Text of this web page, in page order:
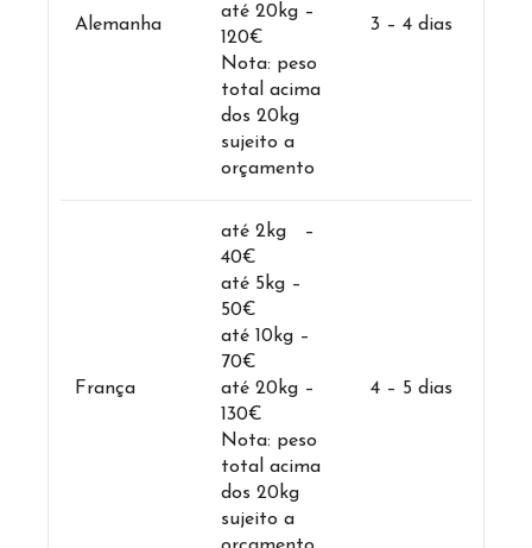
Alemanha
até 20kg –
120€
Nota: peso
total acima
dos 20kg
sujeito a
orçamento
3 – 4 dias
França
até 2kg –
40€
até 5kg –
50€
até 10kg –
70€
até 20kg –
130€
Nota: peso
total acima
dos 20kg
sujeito a
4 – 5 dias